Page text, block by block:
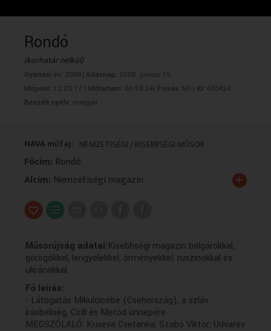
Rondó
(korhatár nélkül)
Gyártási év: 2008| Adásnap: 2008. június 19.
Időpont: 12:23:17 | Időtartam: 00:58:24| Forrás: M1| ID: 630424
Beszélt nyelv: magyar
NAVA műfaj: NEMZETISÉGI / KISEBBSÉGI MŰSOR
Főcím: Rondó
Alcím: Nemzetiségi magazin +
Műsorújság adatai:Kisebbségi magazin bolgárokkal,
görögökkel, lengyelekkel, örményekkel, ruszinokkal és
ukránokkal
Fő leírás:
- Látogatás Mikulcicébe (Csehország), a szláv
írásbeliség, Cirill és Metód ünnepére
MEGSZÓLALÓ: Kuseva Cvetanka; Szabó Viktor; Udvarev